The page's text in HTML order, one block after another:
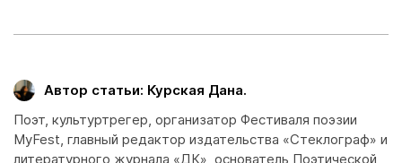
Автор статьи: Курская Дана.
Поэт, культуртрегер, организатор Фестиваля поэзии
MyFest, главный редактор издательства «Стеклограф» и
литературного журнала «ДК», основатель Поэтической